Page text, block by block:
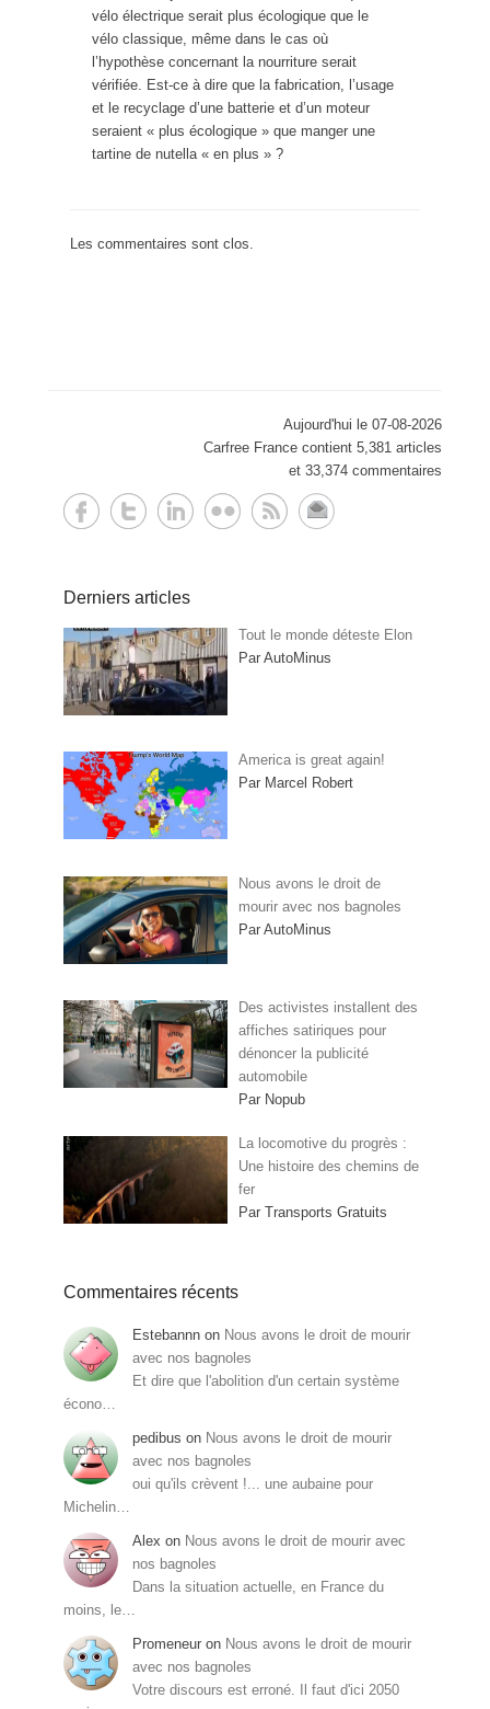
vélo électrique serait plus écologique que le
vélo classique, même dans le cas où
l’hypothèse concernant la nourriture serait
vérifiée. Est-ce à dire que la fabrication, l’usage
et le recyclage d’une batterie et d’un moteur
seraient « plus écologique » que manger une
tartine de nutella « en plus » ?
Les commentaires sont clos.
Aujourd'hui le 07-08-2026
Carfree France contient 5,381 articles
et 33,374 commentaires
Derniers articles
Tout le monde déteste Elon
Par AutoMinus
America is great again!
Par Marcel Robert
Nous avons le droit de
mourir avec nos bagnoles
Par AutoMinus
Des activistes installent des
affiches satiriques pour
dénoncer la publicité
automobile
Par Nopub
La locomotive du progrès :
Une histoire des chemins de
fer
Par Transports Gratuits
Commentaires récents
Estebannn on Nous avons le droit de mourir
avec nos bagnoles
Et dire que l'abolition d'un certain système
écono…
pedibus on Nous avons le droit de mourir
avec nos bagnoles
oui qu'ils crèvent !... une aubaine pour
Michelin…
Alex on Nous avons le droit de mourir avec
nos bagnoles
Dans la situation actuelle, en France du
moins, le…
Promeneur on Nous avons le droit de mourir
avec nos bagnoles
Votre discours est erroné. Il faut d'ici 2050